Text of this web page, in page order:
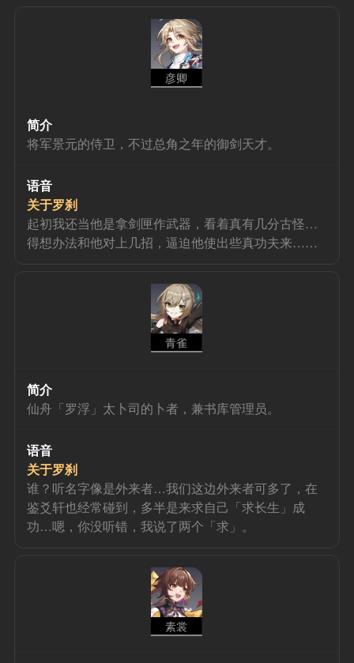
彦卿
简介
将军景元的侍卫，不过总角之年的御剑天才。
语音
关于罗刹
起初我还当他是拿剑匣作武器，看着真有几分古怪…
得想办法和他对上几招，逼迫他使出些真功夫来……
青雀
简介
仙舟「罗浮」太卜司的卜者，兼书库管理员。
语音
关于罗刹
谁？听名字像是外来者…我们这边外来者可多了，在
鉴爻轩也经常碰到，多半是来求自己「求长生」成
功…嗯，你没听错，我说了两个「求」。
素裳